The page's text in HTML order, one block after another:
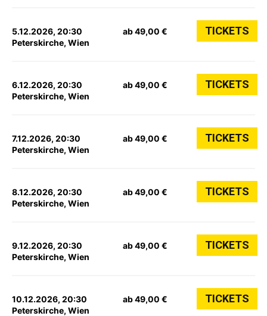
5.12.2026, 20:30
Peterskirche, Wien
ab 49,00 € TICKETS
6.12.2026, 20:30
Peterskirche, Wien
ab 49,00 € TICKETS
7.12.2026, 20:30
Peterskirche, Wien
ab 49,00 € TICKETS
8.12.2026, 20:30
Peterskirche, Wien
ab 49,00 € TICKETS
9.12.2026, 20:30
Peterskirche, Wien
ab 49,00 € TICKETS
10.12.2026, 20:30
Peterskirche, Wien
ab 49,00 € TICKETS